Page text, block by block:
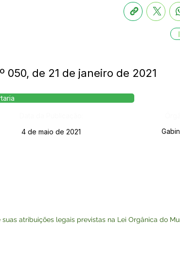
050, de 21 de janeiro de 2021
4 de maio de 2021
suas atribuições legais previstas na Lei Orgânica do